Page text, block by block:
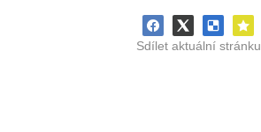
Sdílet aktuální stránku